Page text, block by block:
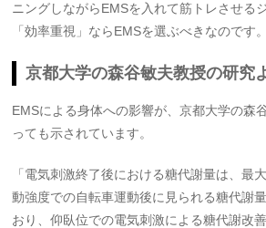
ニングしながらEMSを入れて筋トレさせる
「効率重視」ならEMSを選ぶべきなのです。
京都大学の森谷敏夫教授の研究
EMSによる身体への影響が、京都大学の森
っても示されています。
「電気刺激終了後における糖代謝量は、最
動強度での自転車運動後に見られる糖代謝
おり、仰臥位での電気刺激による糖代謝改